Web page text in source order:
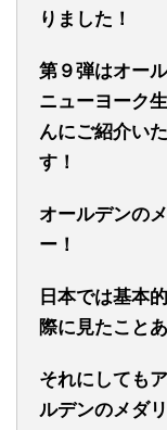
りました！
第９弾はオー
ニューヨーク
んにご紹介い
す！
オールデンの
ー！
日本では基本
際に見たこと
それにしても
ルデンのメダ